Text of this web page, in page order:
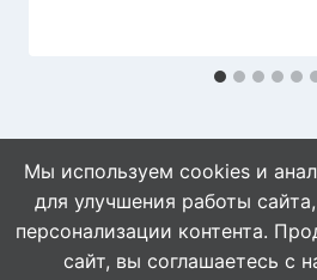
© 2026
Мы используем cookies и
для улучшения работы
персонализации контента.
сайт, вы соглашаетесь с